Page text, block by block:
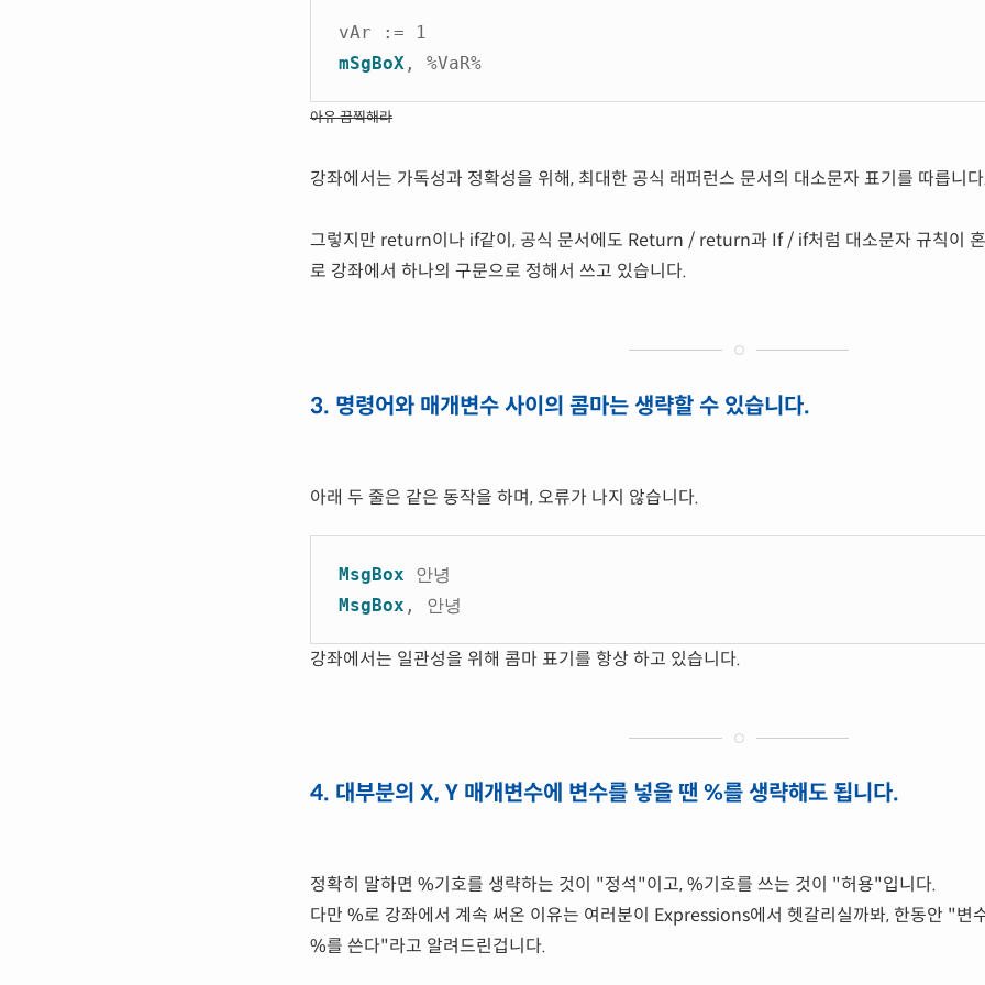
vAr := 1
mSgBoX , %VaR%
아유 끔찍해라
강좌에서는 가독성과 정확성을 위해, 최대한 공식 래퍼런스 문서의 대소문자 표기를 따릅니
그렇지만 return이나 if같이, 공식 문서에도 Return / return과 If / if처럼 대소문자 규칙이 혼
로 강좌에서 하나의 구문으로 정해서 쓰고 있습니다.
3. 명령어와 매개변수 사이의 콤마는 생략할 수 있습니다.
아래 두 줄은 같은 동작을 하며, 오류가 나지 않습니다.
MsgBox
안녕
MsgBox , 안녕
강좌에서는 일관성을 위해 콤마 표기를 항상 하고 있습니다.
4. 대부분의 X, Y 매개변수에 변수를 넣을 땐 %를 생략해도 됩니다.
정확히 말하면 %기호를 생략하는 것이 "정석"이고, %기호를 쓰는 것이 "허용"입니다.
다만 %로 강좌에서 계속 써온 이유는 여러분이 Expressions에서 헷갈리실까봐, 한동안 "변
%를 쓴다"라고 알려드린겁니다.